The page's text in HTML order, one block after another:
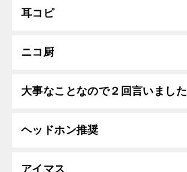
耳コピ
ニコ厨
大事なことなので２回言いました
ヘッドホン推奨
アイマス